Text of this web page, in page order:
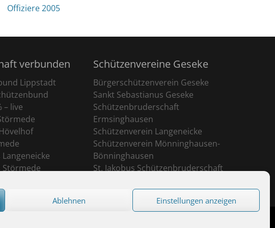
Ablehnen Einstellungen anzeigen
Offiziere 2005
verbunden
Lippstadt
– live
Schützenvereine Geseke
Bürgerschützenverein Geseke
Sankt Sebastianus Geseke
Schützenbruderschaft
Ermsinghausen
Schützenverein Langeneicke
Schützenverein Mönninghausen-
Bönninghausen
St. Jakobus Schützenbruderschaft